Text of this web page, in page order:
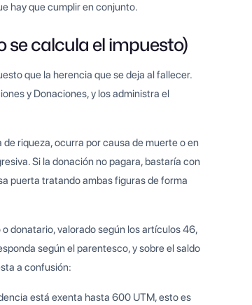
hay que cumplir en conjunto.
se calcula el impuesto)
que la herencia que se deja al fallecer.
y Donaciones, y los administra el
riqueza, ocurra por causa de muerte o en
Si la donación no pagara, bastaría con
puerta tratando ambas figuras de forma
donatario, valorado según los artículos 46,
según el parentesco, y sobre el saldo
a confusión:
está exenta hasta 600 UTM, esto es